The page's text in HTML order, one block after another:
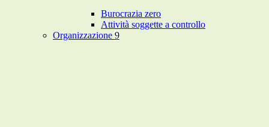
Burocrazia zero
Attività soggette a controllo
Organizzazione 9